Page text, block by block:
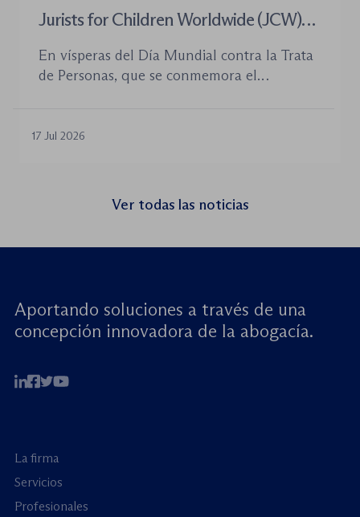
Jurists for Children Worldwide (JCW)
para combatir la trata de menores y
defender el Estado de Derecho
En vísperas del Día Mundial contra la Trata
de Personas, que se conmemora el
la World Jurist Association (WJA) y Just
seminario web internacional «Trata de
menores: reforzando la rendición de
17 Jul 2026
Ver todas las noticias
Aportando soluciones a través de una
concepción innovadora de la abogacía.
La firma
Servicios
Profesionales